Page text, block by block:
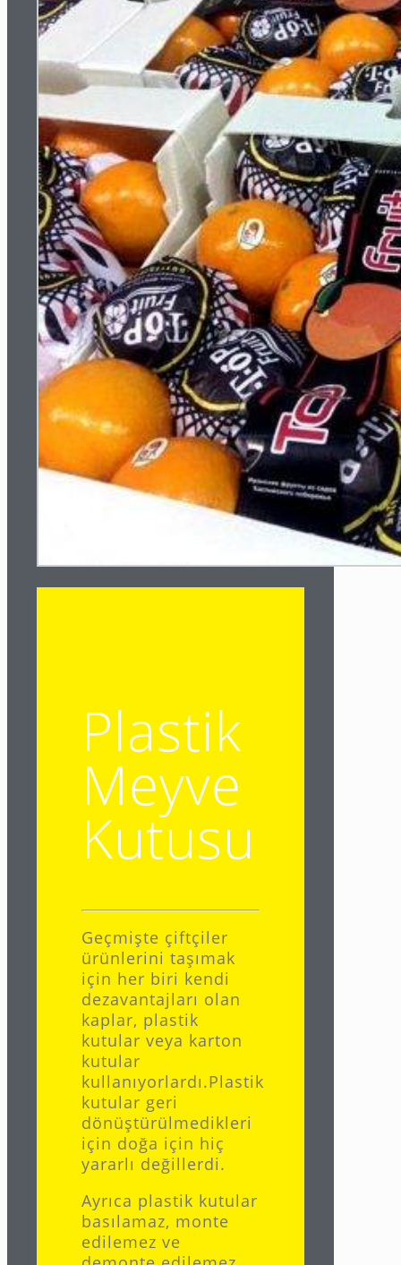
Plastik
Meyve
Kutusu
Geçmişte çiftçiler
ürünlerini taşımak
için her biri kendi
dezavantajları olan
kaplar, plastik
kutular veya karton
kutular
kullanıyorlardı.Plastik
kutular geri
dönüştürülmedikleri
için doğa için hiç
yararlı değillerdi.
Ayrıca plastik kutular
basılamaz, monte
edilemez ve